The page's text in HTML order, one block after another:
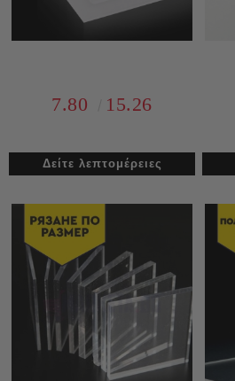
7.80 15.26
Δείτε λεπτομέρειες